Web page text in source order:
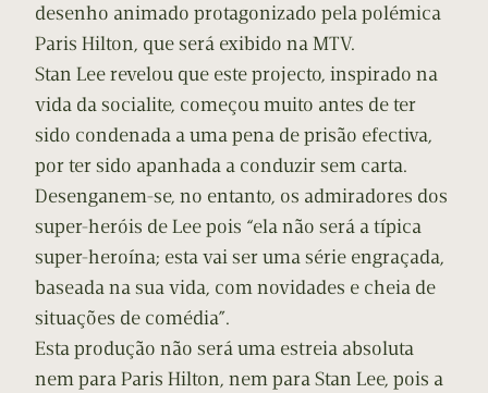
desenho animado protagonizado pela polémica
Paris Hilton, que será exibido na MTV.
Stan Lee revelou que este projecto, inspirado na
vida da socialite, começou muito antes de ter
sido condenada a uma pena de prisão efectiva,
por ter sido apanhada a conduzir sem carta.
Desenganem-se, no entanto, os admiradores dos
super-heróis de Lee pois “ela não será a típica
super-heroína; esta vai ser uma série engraçada,
baseada na sua vida, com novidades e cheia de
situações de comédia”.
Esta produção não será uma estreia absoluta
nem para Paris Hilton, nem para Stan Lee, pois a